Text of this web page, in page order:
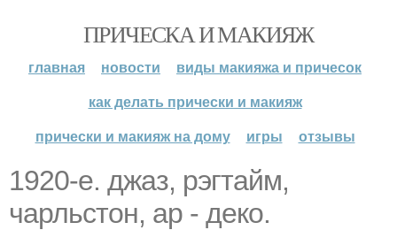
ПРИЧЕСКА И МАКИЯЖ
главная новости
виды макияжа и причесок
как делать прически и макияж
прически и макияж на дому
игры отзывы
1920-е. джаз, рэгтайм,
чарльстон, ар - деко.